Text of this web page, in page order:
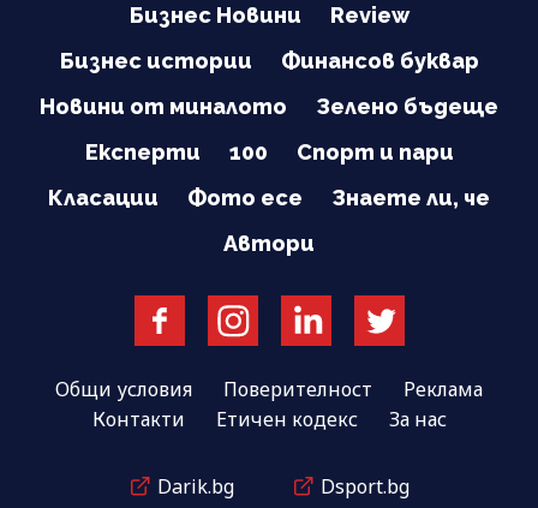
Бизнес Новини
Review
Бизнес истории
Финансов буквар
Новини от миналото
Зелено бъдеще
Експерти
100
Спорт и пари
Класации
Фото есе
Знаете ли, че
Автори
Общи условия Поверителност
Реклама
Контакти
Етичен кодекс За нас
Darik.bg
Dsport.bg